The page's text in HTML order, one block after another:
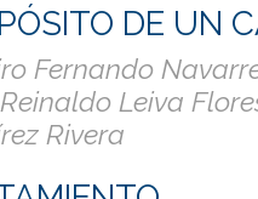
DE UN
Fernando
Leiva
Rivera